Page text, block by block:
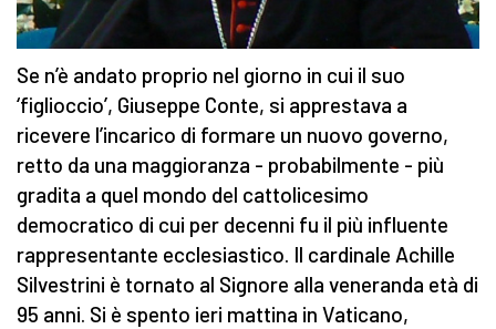
Se n’è andato proprio nel giorno in cui il suo
‘figlioccio’, Giuseppe Conte, si apprestava a
ricevere l’incarico di formare un nuovo governo,
retto da una maggioranza - probabilmente - più
gradita a quel mondo del cattolicesimo
democratico di cui per decenni fu il più influente
rappresentante ecclesiastico. Il cardinale Achille
Silvestrini è tornato al Signore alla veneranda età di
95 anni. Si è spento ieri mattina in Vaticano,